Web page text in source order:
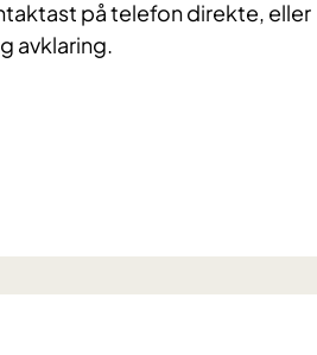
på telefon direkte, eller
avklaring.